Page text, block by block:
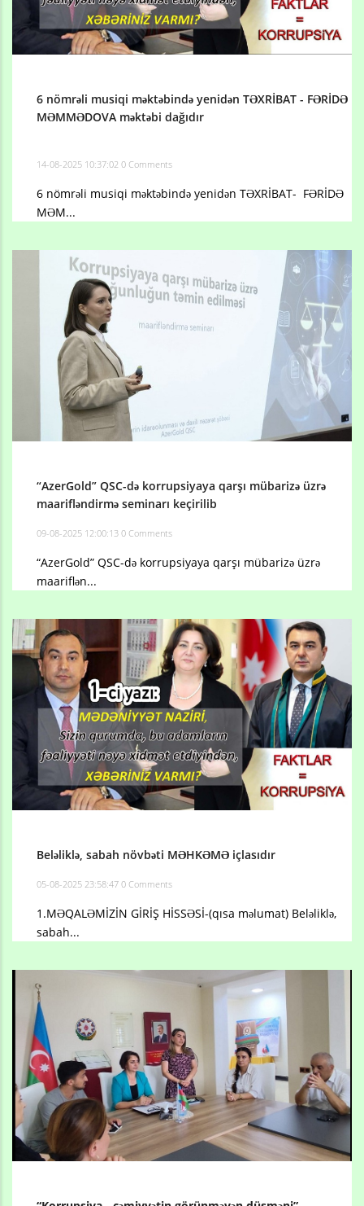
6 nömrəli musiqi məktəbində yenidən TƏXRİBAT - FƏRİDƏ
MƏMMƏDOVA məktəbi dağıdır
14-08-2025 10:37:02 0 Comments
6 nömrəli musiqi məktəbində yenidən TƏXRİBAT- FƏRİDƏ
MƏM...
“AzerGold” QSC-də korrupsiyaya qarşı mübarizə üzrə
maarifləndirmə seminarı keçirilib
09-08-2025 12:00:13 0 Comments
“AzerGold” QSC-də korrupsiyaya qarşı mübarizə üzrə
maariflən...
Beləliklə, sabah növbəti MƏHKƏMƏ içlasıdır
05-08-2025 23:58:47 0 Comments
1.MƏQALƏMİZİN GİRİŞ HİSSƏSİ-(qısa məlumat) Beləliklə,
sabah...